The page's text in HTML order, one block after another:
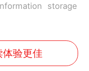
storage
验更佳